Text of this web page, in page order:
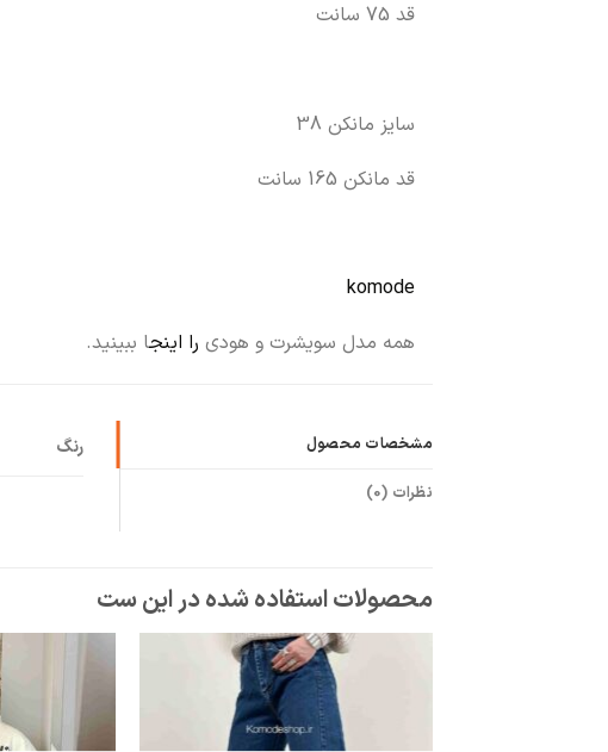
قد 75 سانت
سایز مانکن 38
قد مانکن 165 سانت
komode
همه مدل سویشرت و هودی را اینجا ببینید.
مشخصات محصول
نظرات (0)
رنگ